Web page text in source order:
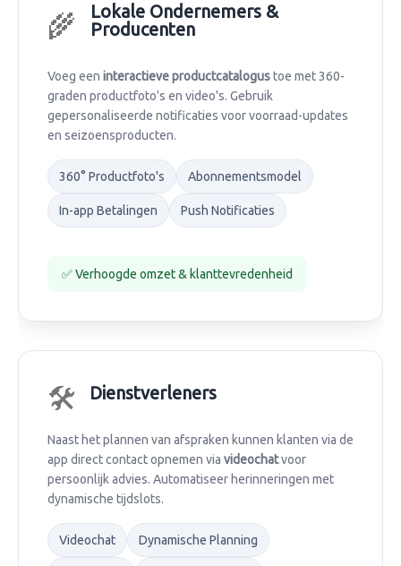
🌾
Lokale Ondernemers &
Producenten
Voeg een interactieve productcatalogustoe met 360-
graden productfoto's en video's. Gebruik
gepersonaliseerde notificaties voor voorraad-updates
en seizoensproducten.
360° Productfoto's Abonnementsmodel
In-app Betalingen Push Notificaties
✅ Verhoogde omzet & klanttevredenheid
🛠️ Dienstverleners
Naast het plannen van afspraken kunnen klanten via de
app direct contact opnemen via videochatvoor
persoonlijk advies. Automatiseer herinneringen met
dynamische tijdslots.
Videochat Dynamische Planning